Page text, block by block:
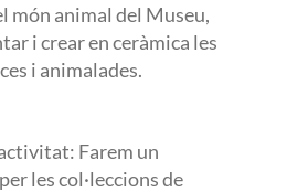
món animal del Museu,
i crear en ceràmica les
i animalades.
Farem un
les col·leccions de